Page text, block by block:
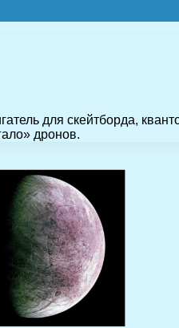
для скейтборда,
дронов.